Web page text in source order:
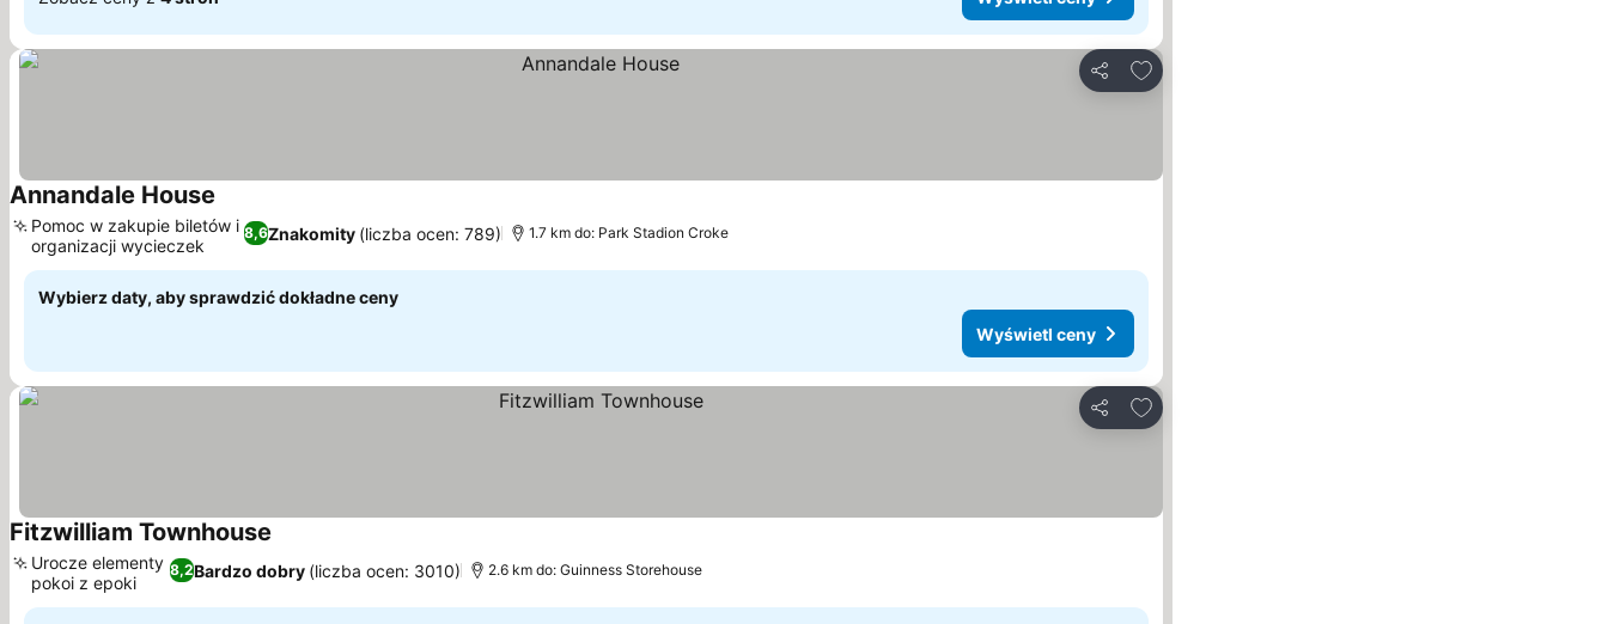
Udostępnij
Dodaj do ulubionych
Annandale House
8,6Znakomity (liczba ocen: 789)
Pomoc w zakupie biletów i
organizacji wycieczek
1.7 km do: Park Stadion Croke
Wybierz daty, aby sprawdzić dokładne ceny
Wyświetl ceny
Udostępnij
Dodaj do ulubionych
Fitzwilliam Townhouse
8,2Bardzo dobry (liczba ocen: 3010)
Urocze elementy
pokoi z epoki
2.6 km do: Guinness Storehouse